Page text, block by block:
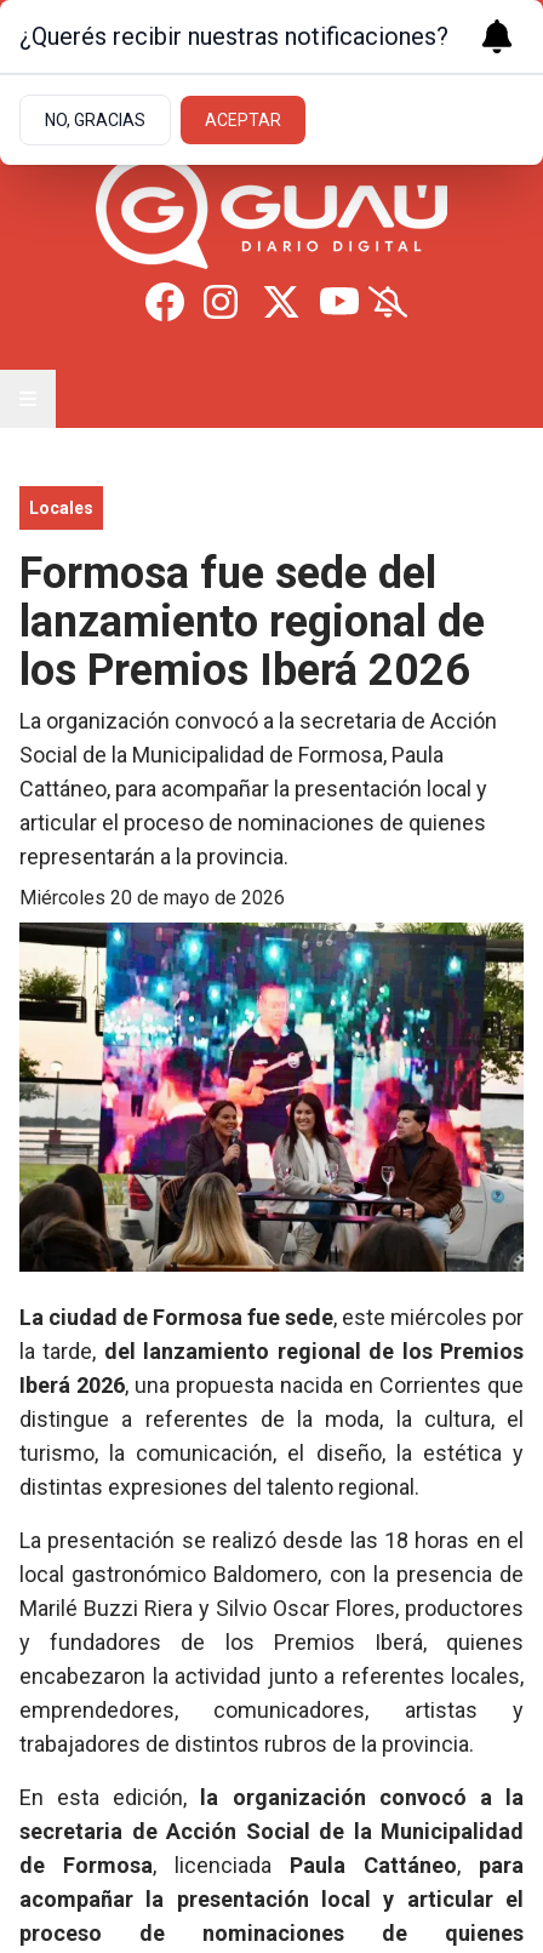
16.7ºc | Formosa
Locales
Formosa fue sede del
lanzamiento regional de
los Premios Iberá 2026
La organización convocó a la secretaria de Acción
Social de la Municipalidad de Formosa, Paula
Cattáneo, para acompañar la presentación local y
articular el proceso de nominaciones de quienes
representarán a la provincia.
miércoles 20 de mayo de 2026
La ciudad de Formosa fue sede, este miércoles por
la tarde, del lanzamiento regional de los Premios
Iberá 2026, una propuesta nacida en Corrientes que
distingue a referentes de la moda, la cultura, el
turismo, la comunicación, el diseño, la estética y
distintas expresiones del talento regional.
La presentación se realizó desde las 18 horas en el
local gastronómico Baldomero, con la presencia de
Marilé Buzzi Riera y Silvio Oscar Flores, productores
y fundadores de los Premios Iberá, quienes
encabezaron la actividad junto a referentes locales,
emprendedores, comunicadores, artistas y
trabajadores de distintos rubros de la provincia.
En esta edición,
la organización convocó a la
secretaria de Acción Social de la Municipalidad
de Formosa, licenciada Paula Cattáneo, para
acompañar la presentación local y articular el
proceso de nominaciones
de quienes
¿Querés recibir nuestras notificaciones?
NO, GRACIAS ACEPTAR